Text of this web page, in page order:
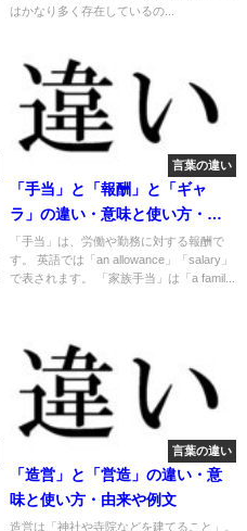
はかなり多く存在しているの...
言葉の違い
「手当」と「報酬」と「ギャ
ラ」の違い・意味と使い方・由
来や例文
「手当」は、労働や勤務に対する報酬で
す。 英語では「an allowance」「salary」
で表されます。 「家族手当」は「a famil...
言葉の違い
「造営」と「営造」の違い・意
味と使い方・由来や例文
造営は「神社や寺院などを建てること」。